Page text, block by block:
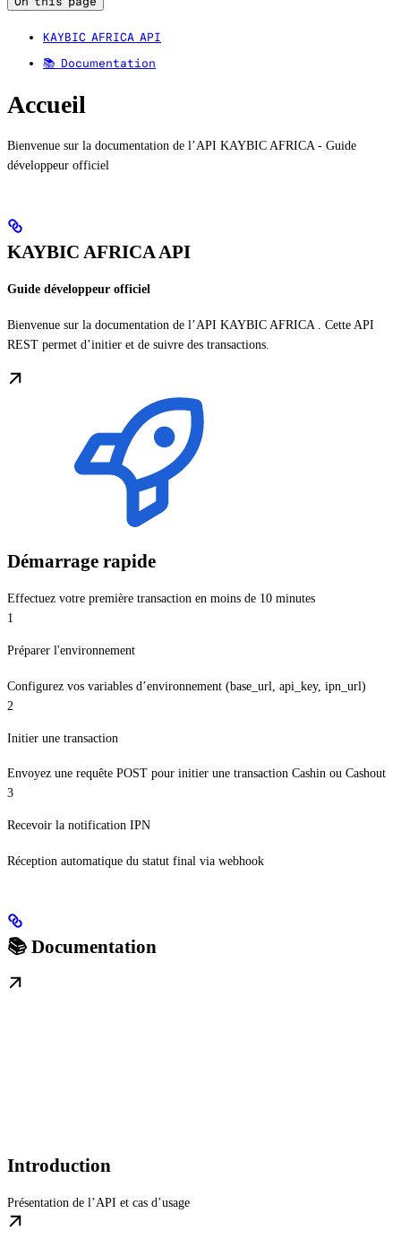
KAYBIC AFRICA API
📚 Documentation
Accueil
Bienvenue sur la documentation de l’API KAYBIC AFRICA - Guide
développeur officiel
KAYBIC AFRICA API
Guide développeur officiel
Bienvenue sur la documentation de l’API KAYBIC AFRICA . Cette API
REST permet d’initier et de suivre des transactions.
Démarrage rapide
Effectuez votre première transaction en moins de 10 minutes
1
Préparer l'environnement
Configurez vos variables d’environnement (base_url, api_key, ipn_url)
2
Initier une transaction
Envoyez une requête POST pour initier une transaction Cashin ou Cashout
3
Recevoir la notification IPN
Réception automatique du statut final via webhook
📚 Documentation
Introduction
Présentation de l’API et cas d’usage